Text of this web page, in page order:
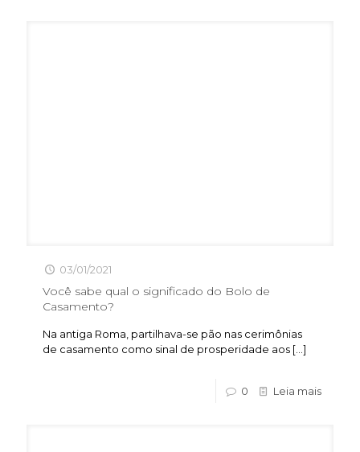
03/01/2021
Você sabe qual o significado do Bolo de
Casamento?
Na antiga Roma, partilhava-se pão nas cerimônias
de casamento como sinal de prosperidade aos […]
0 Leia mais